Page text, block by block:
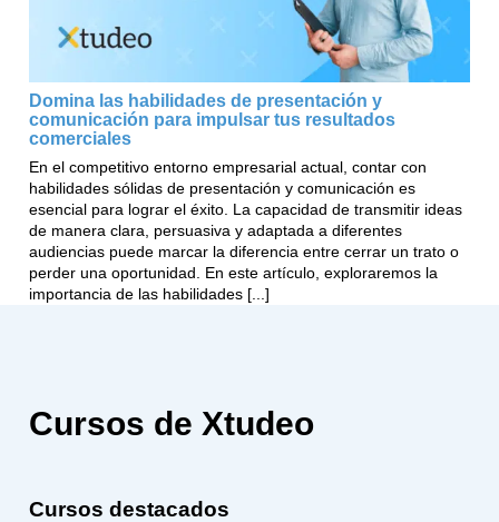
Domina las habilidades de presentación y
comunicación para impulsar tus resultados
comerciales
En el competitivo entorno empresarial actual, contar con
habilidades sólidas de presentación y comunicación es
esencial para lograr el éxito. La capacidad de transmitir ideas
de manera clara, persuasiva y adaptada a diferentes
audiencias puede marcar la diferencia entre cerrar un trato o
perder una oportunidad. En este artículo, exploraremos la
importancia de las habilidades [...]
Cursos de Xtudeo
Cursos destacados